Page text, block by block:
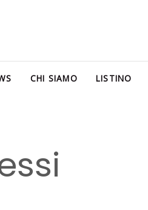
CHI SIAMO LISTINO